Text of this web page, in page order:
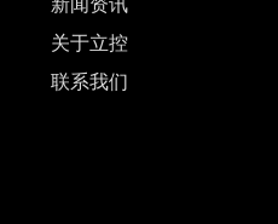
关于立控
联系我们